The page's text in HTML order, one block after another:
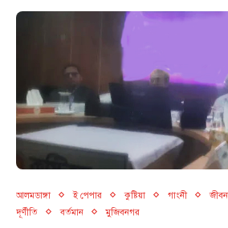
আলমডাঙ্গা ই পেপার কুষ্টিয়া গাংনী
দূর্ণীতি
বর্তমান মুজিবনগর